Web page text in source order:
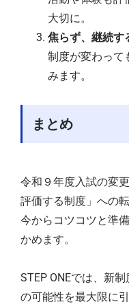
大切に。
焦らず、継続す
制度が変わって
みます。
まとめ
令和９年度入試の変
評価する制度」への転
今からコツコツと準
かめます。
STEP ONEでは、新
の可能性を最大限に